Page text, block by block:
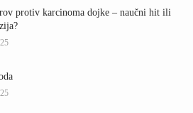
protiv karcinoma dojke – naučni hit ili